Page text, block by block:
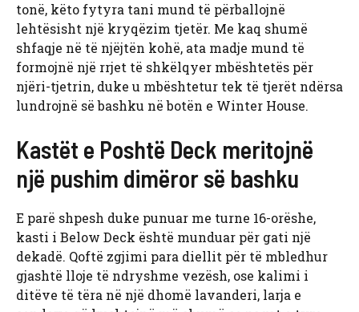
tonë, këto fytyra tani mund të përballojnë
lehtësisht një kryqëzim tjetër. Me kaq shumë
shfaqje në të njëjtën kohë, ata madje mund të
formojnë një rrjet të shkëlqyer mbështetës për
njëri-tjetrin, duke u mbështetur tek të tjerët ndërsa
lundrojnë së bashku në botën e Winter House.
Kastët e Poshtë Deck meritojnë
një pushim dimëror së bashku
E parë shpesh duke punuar me turne 16-orëshe,
kasti i Below Deck është munduar për gati një
dekadë. Qoftë zgjimi para diellit për të mbledhur
gjashtë lloje të ndryshme vezësh, ose kalimi i
ditëve të tëra në një dhomë lavanderi, larja e